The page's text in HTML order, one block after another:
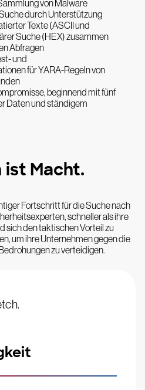
von Malware
durch Unterstützung
Texte (ASCII und
Suche (HEX) zusammen
Abfragen
und
für YARA-Regeln von
beginnend mit fünf
Daten und ständigem
ist Macht.
Fortschritt für die Suche nach
schneller als ihre
sich den taktischen Vorteil zu
um ihre Unternehmen gegen die
zu verteidigen.